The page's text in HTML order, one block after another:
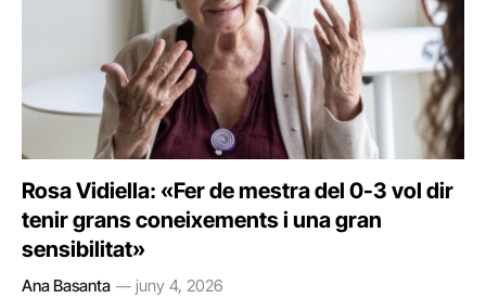
Rosa Vidiella: «Fer de mestra del 0-3 vol dir
tenir grans coneixements i una gran
sensibilitat»
Ana Basanta juny 4, 2026